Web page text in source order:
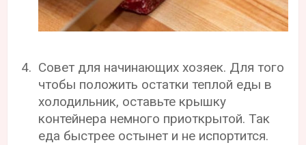
Совет для начинающих хозяек. Для того
чтобы положить остатки теплой еды в
холодильник, оставьте крышку
контейнера немного приоткрытой. Так
еда быстрее остынет и не испортится.